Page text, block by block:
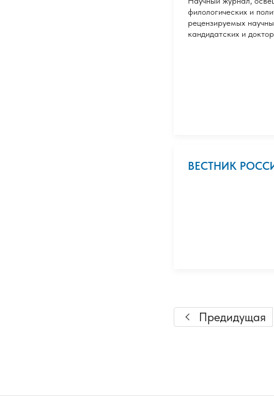
филологических и
рецензируемых
кандидатских и
ВЕСТНИК
Предидущая